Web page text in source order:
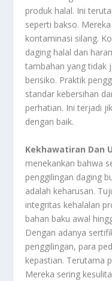
produk halal. Ini
seperti bakso.
kontaminasi silang.
daging halal dan
tambahan yang tidak
berisiko. Praktik
standar kebersihan
perhatian. Ini terjadi
dengan baik.
Kekhawatiran Dan
menekankan bahwa
penggilingan daging
adalah keharusan.
integritas kehalalan
bahan baku awal
Dengan adanya
penggilingan, para
kepastian. Terutama
Mereka sering